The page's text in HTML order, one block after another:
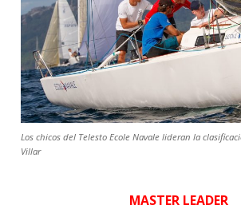
Los chicos del Telesto Ecole Navale lideran la
Villar
MASTER LEADER